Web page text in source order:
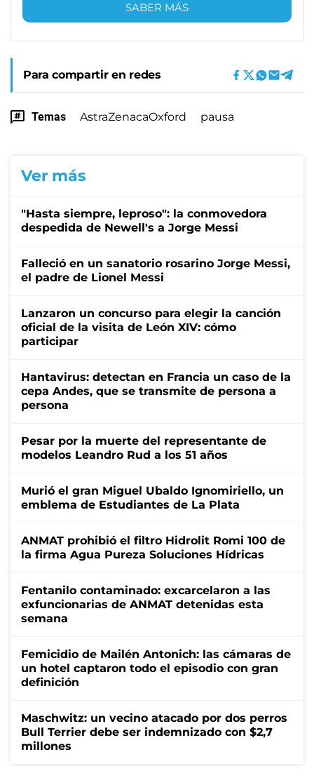
SABER MÁS
Para compartir en redes
Temas AstraZenacaOxford pausa
Ver más
"Hasta siempre, leproso": la conmovedora
despedida de Newell's a Jorge Messi
Falleció en un sanatorio rosarino Jorge Messi,
el padre de Lionel Messi
Lanzaron un concurso para elegir la canción
oficial de la visita de León XIV: cómo
participar
Hantavirus: detectan en Francia un caso de la
cepa Andes, que se transmite de persona a
persona
Pesar por la muerte del representante de
modelos Leandro Rud a los 51 años
Murió el gran Miguel Ubaldo Ignomiriello, un
emblema de Estudiantes de La Plata
ANMAT prohibió el filtro Hidrolit Romi 100 de
la firma Agua Pureza Soluciones Hídricas
Fentanilo contaminado: excarcelaron a las
exfuncionarias de ANMAT detenidas esta
semana
Femicidio de Mailén Antonich: las cámaras de
un hotel captaron todo el episodio con gran
definición
Maschwitz: un vecino atacado por dos perros
Bull Terrier debe ser indemnizado con $2,7
millones